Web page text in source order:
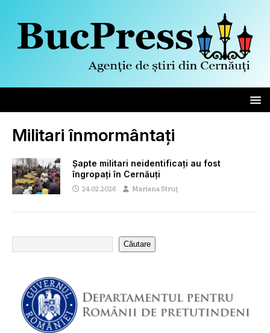
Militari înmormântați
Șapte militari neidentificați au fost
îngropați în Cernăuți
24.02.2026 Mariana Struț
Căutare